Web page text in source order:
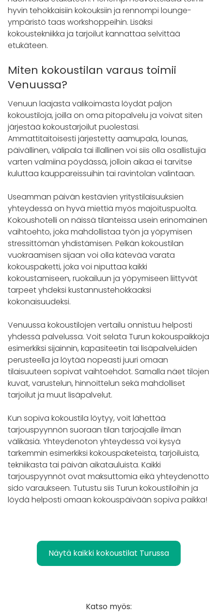
hyvin tehokkaisiin kokouksiin ja rennompi lounge-
ympäristö taas workshoppeihin. Lisäksi
kokoustekniikka ja tarjoilut kannattaa selvittää
etukäteen.
Miten kokoustilan varaus toimii
Venuussa?
Venuun laajasta valikoimasta löydät paljon
kokoustiloja, joilla on oma pitopalvelu ja voivat siten
järjestää kokoustarjoilut puolestasi.
Ammattitaitoisesti järjestetty aamupala, lounas,
päivällinen, välipala tai illallinen voi siis olla osallistujia
varten valmiina pöydässä, jolloin aikaa ei tarvitse
kuluttaa kauppareissuihin tai ravintolan valintaan.
Useamman päivän kestävien yritystilaisuuksien
yhteydessä on hyvä miettiä myös majoituspuolta.
Kokoushotelli on näissä tilanteissa usein erinomainen
vaihtoehto, joka mahdollistaa työn ja yöpymisen
stressittömän yhdistämisen. Pelkän kokoustilan
vuokraamisen sijaan voi olla kätevää varata
kokouspaketti, joka voi niputtaa kaikki
kokoustamiseen, ruokailuun ja yöpymiseen liittyvät
tarpeet yhdeksi kustannustehokkaaksi
kokonaisuudeksi.
Venuussa kokoustilojen vertailu onnistuu helposti
yhdessä palvelussa. Voit selata Turun kokouspaikkoja
esimerkiksi sijainnin, kapasiteetin tai lisäpalveluiden
perusteella ja löytää nopeasti juuri omaan
tilaisuuteen sopivat vaihtoehdot. Samalla näet tilojen
kuvat, varustelun, hinnoittelun sekä mahdolliset
tarjoilut ja muut lisäpalvelut.
Kun sopiva kokoustila löytyy, voit lähettää
tarjouspyynnön suoraan tilan tarjoajalle ilman
välikäsiä. Yhteydenoton yhteydessä voi kysyä
tarkemmin esimerkiksi kokouspaketeista, tarjoiluista,
tekniikasta tai päivän aikatauluista. Kaikki
tarjouspyynnöt ovat maksuttomia eikä yhteydenotto
sido varaukseen. Tutustu siis Turun kokoustiloihin ja
löydä helposti omaan kokouspäivään sopiva paikka!
Näytä kaikki kokoustilat Turussa
Katso myös: